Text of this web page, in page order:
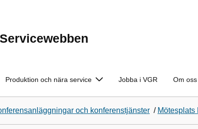
Produktion och nära service Jobba i VGR Om oss
och konferenstjänster / Mötesplats